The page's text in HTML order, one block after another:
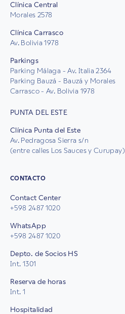
Clínica Central
Morales 2578
Clínica Carrasco
Av. Bolivia 1978
Parkings
Parking Málaga - Av. Italia 2364
Parking Bauzá - Bauzá y Morales
Carrasco - Av. Bolivia 1978
PUNTA DEL ESTE
Clínica Punta del Este
Av. Pedragosa Sierra s/n
(entre calles Los Sauces y Curupay)
CONTACTO
Contact Center
+598 2487 1020
WhatsApp
+598 2487 1020
Depto. de Socios HS
Int. 1301
Reserva de horas
Int. 1
Hospitalidad